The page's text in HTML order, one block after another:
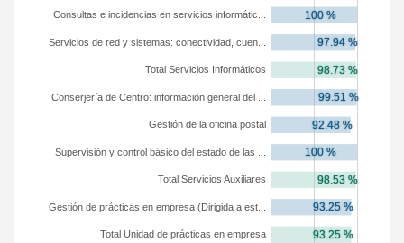
Total Unidad de prácticas en empresa
Gestión de prácticas en empresa (Dirigida a est...
Total Servicios Auxiliares
Supervisión y control básico del estado de las ...
Gestión de la oficina postal
Conserjería de Centro: información general del ...
Total Servicios Informáticos
Servicios de red y sistemas: conectividad, cuen...
Consultas e incidencias en servicios informátic...